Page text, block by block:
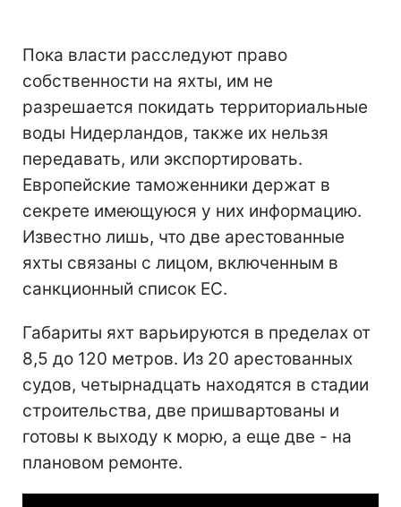
Пока власти расследуют право
собственности на яхты, им не
разрешается покидать территориальные
воды Нидерландов, также их нельзя
передавать, или экспортировать.
Европейские таможенники держат в
секрете имеющуюся у них информацию.
Известно лишь, что две арестованные
яхты связаны с лицом, включенным в
санкционный список ЕС.
Габариты яхт варьируются в пределах от
8,5 до 120 метров. Из 20 арестованных
судов, четырнадцать находятся в стадии
строительства, две пришвартованы и
готовы к выходу к морю, а еще две - на
плановом ремонте.